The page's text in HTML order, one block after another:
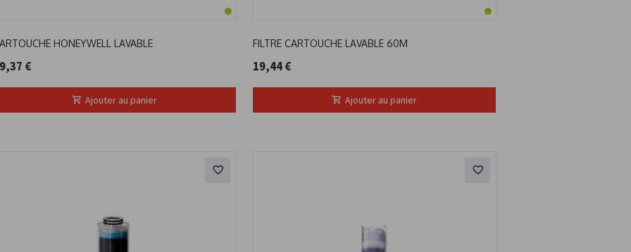
HONEYWELL LAVABLE
€
Ajouter au panier
FILTRE CARTOUCHE LAVABLE 60M
19,44 €
Ajouter au panier